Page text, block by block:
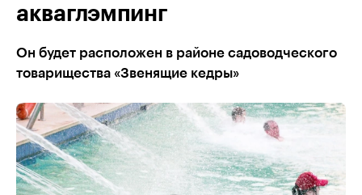
акваглэмпинг
Он будет расположен в районе садоводческого
товарищества «Звенящие кедры»